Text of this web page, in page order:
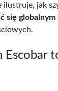
ilustruje, jak
się globalnym
Escobar